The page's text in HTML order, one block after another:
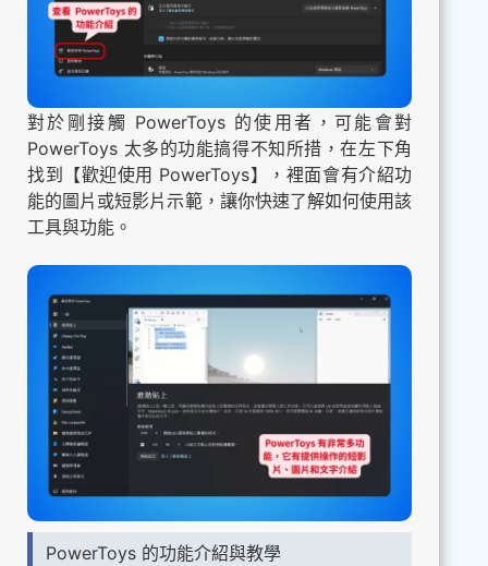
對於剛接觸 PowerToys 的使用者，可能會對
PowerToys 太多的功能搞得不知所措，在左下角
找到【歡迎使用 PowerToys】，裡面會有介紹功
能的圖片或短影片示範，讓你快速了解如何使用該
工具與功能。
PowerToys 的功能介紹與教學